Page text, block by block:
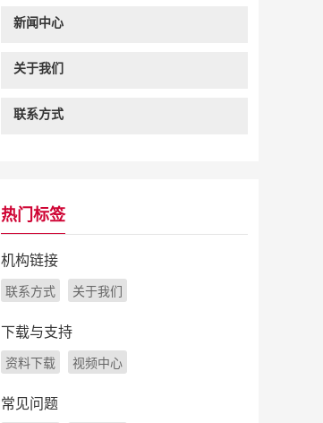
新闻中心
关于我们
联系方式
热门标签
机构链接
联系方式 关于我们
下载与支持
资料下载 视频中心
常见问题